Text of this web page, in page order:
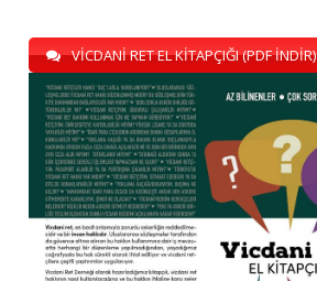
VİCDANİ RET EL KİTAPÇIĞI (PDF İNDİR)